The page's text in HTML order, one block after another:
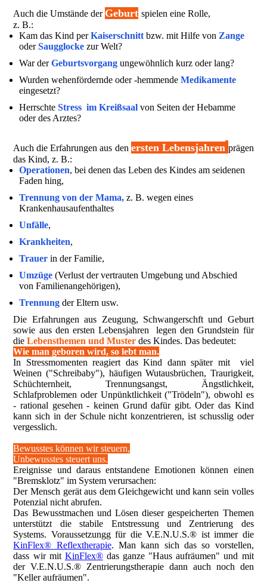
Auch die Umstände der Geburt spielen eine Rolle,
z. B.:
Kam das Kind perKaiserschnitt bzw. mit Hilfe von Zange
oderSaugglockezur Welt?
War derGeburtsvorgang ungewöhnlich kurz oder lang?
Wurden wehenfördernde oder -hemmendeMedikamente
eingesetzt?
HerrschteStress im Kreißsaal von Seiten der Hebamme
oder des Arztes?
Auch die Erfahrungen aus den ersten Lebensjahren prägen
das Kind, z. B.:
Operationen, bei denen das Leben des Kindes am seidenen
Faden hing,
Trennung von der Mama, z. B. wegen eines
Krankenhausaufenthaltes
Unfälle,
Krankheiten,
Trauer in der Familie,
Umzüge (Verlust der vertrauten Umgebung und Abschied
von Familienangehörigen),
Trennung der Eltern usw.
Die Erfahrungen aus Zeugung, Schwangerschft und Geburt
sowie aus den ersten Lebensjahren legen den Grundstein für
dieLebensthemen und Muster des Kindes. Das bedeutet:
Wie man geboren wird, so lebt man.
In Stressmomenten reagiert das Kind dann später mit viel
Weinen ("Schreibaby"), häufigen Wutausbrüchen, Traurigkeit,
Schüchternheit, Trennungsangst, Ängstlichkeit,
Schlafproblemen oder Unpünktlichkeit ("Trödeln"), obwohl es
- rational gesehen - keinen Grund dafür gibt. Oder das Kind
kann sich in der Schule nicht konzentrieren, ist schusslig oder
vergesslich.
Bewusstes können wir steuern,
Unbewusstes steuert uns.
Ereignisse und daraus entstandene Emotionen können einen
"Bremsklotz" im System verursachen:
Der Mensch gerät aus dem Gleichgewicht und kann sein volles
Potenzial nicht abrufen.
Das Bewusstmachen und Lösen dieser gespeicherten Themen
unterstützt die stabile Entstressung und Zentrierung des
Systems. Voraussetzungg für die V.E.N.U.S.® ist immer die
KinFlex® Reflextherapie. Man kann sich das so vorstellen,
dass wir mit KinFlex®das ganze "Haus aufräumen" und mit
der V.E.N.U.S.® Zentrierungstherapie dann auch noch den
"Keller aufräumen".